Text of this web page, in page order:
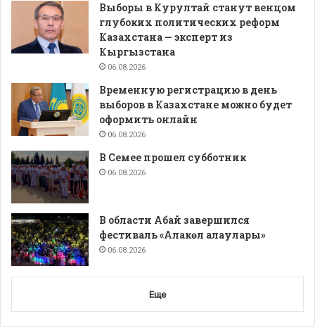
Выборы в Курултай станут венцом
глубоких политических реформ
Казахстана — эксперт из
Кыргызстана
06.08.2026
Временную регистрацию в день
выборов в Казахстане можно будет
оформить онлайн
06.08.2026
В Семее прошел субботник
06.08.2026
В области Абай завершился
фестиваль «Алакөл алаулары»
06.08.2026
Еще